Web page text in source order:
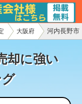
大阪府 河内長野市
却に強い